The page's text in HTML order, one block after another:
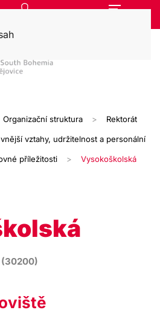
Organizační struktura Rektorát
vztahy, udržitelnost a personální
příležitosti Vysokoškolská
(30200)